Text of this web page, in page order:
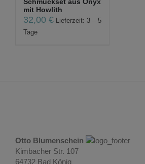
mit Howlith
32,00 €
Lieferzeit: 3 – 5
Tage
Otto Blumenschein
Kimbacher Str. 107
64732 Bad König